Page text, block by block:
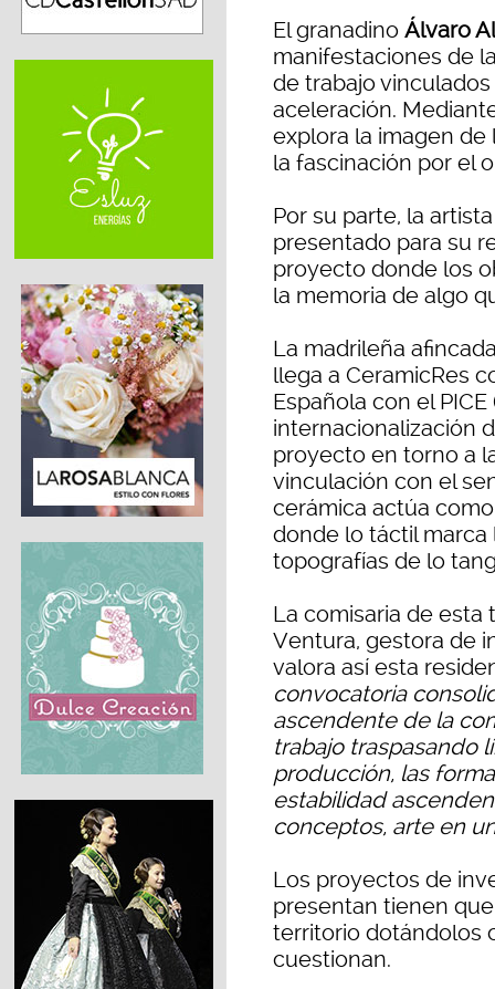
El granadino Álvaro
manifestaciones de
de trabajo
aceleración.
explora la imagen
la fascinación por el
Por su parte, la
presentado para su
proyecto donde los
la memoria de algo
La madrileña
llega a CeramicRes
Española con el
internacionalización
proyecto en torno a
vinculación con el
cerámica actúa
donde lo táctil marca
topografías de lo
La comisaria de esta
Ventura, gestora de
valora así esta
convocatoria
ascendente de la
trabajo traspasando
producción, las
estabilidad
conceptos, arte en
Los proyectos de
presentan tienen
territorio dotándolos
cuestionan.